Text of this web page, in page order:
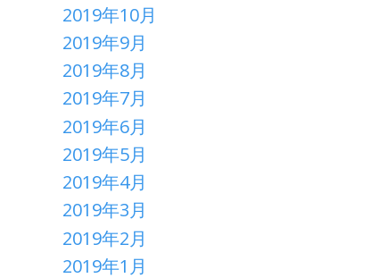
2019年10月
2019年9月
2019年8月
2019年7月
2019年6月
2019年5月
2019年4月
2019年3月
2019年2月
2019年1月